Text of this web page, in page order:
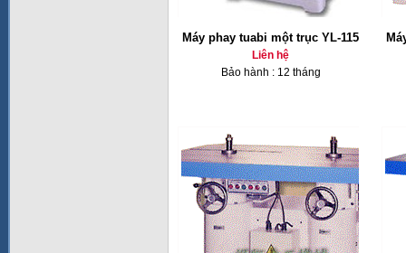
Máy phay tuabi một trục YL-115
Liên hệ
Bảo hành : 12 tháng